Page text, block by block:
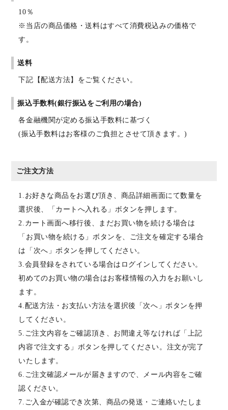
10％
※当店の商品価格・送料はすべて消費税込みの価格で
す。
送料
下記【配送方法】をご覧ください。
振込手数料(銀行振込をご利用の場合)
各金融機関が定める振込手数料に基づく
(振込手数料はお客様のご負担とさせて頂きます。)
ご注文方法
1.お好きな商品をお選び頂き、商品詳細画面にて数量を
選択後、「カートへ入れる」ボタンを押します。
2.カート画面へ移行後、まだお買い物を続ける場合は
「お買い物を続ける」ボタンを、ご注文を確定する場合
は「次へ」ボタンを押してください。
3.会員登録をされている場合はログインしてください。
初めてのお買い物の場合はお客様情報の入力をお願いし
ます。
4.配送方法・お支払い方法を選択後「次へ」ボタンを押
してください。
5.ご注文内容をご確認頂き、お間違え等なければ「上記
内容で注文する」ボタンを押してください。注文が完了
いたします。
6.ご注文確認メールが届きますので、メール内容をご確
認ください。
7.ご入金が確認でき次第、商品の発送・ご連絡いたしま